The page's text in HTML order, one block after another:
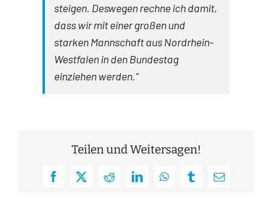
steigen. Deswegen rechne ich damit,
dass wir mit einer großen und
starken Mannschaft aus Nordrhein-
Westfalen in den Bundestag
einziehen werden.“
Teilen und Weitersagen!
Facebook
X RedditLinkedInWhatsAppTumblrE-